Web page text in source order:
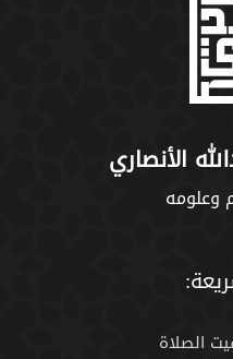
الأنصاري
وعلومه
الصلاة